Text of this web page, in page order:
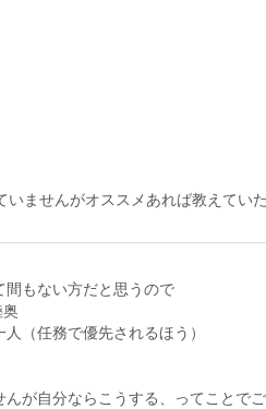
ませんがオススメあれば教えてい
もない方だと思うので
（任務で優先されるほう）
が自分ならこうする、ってことで